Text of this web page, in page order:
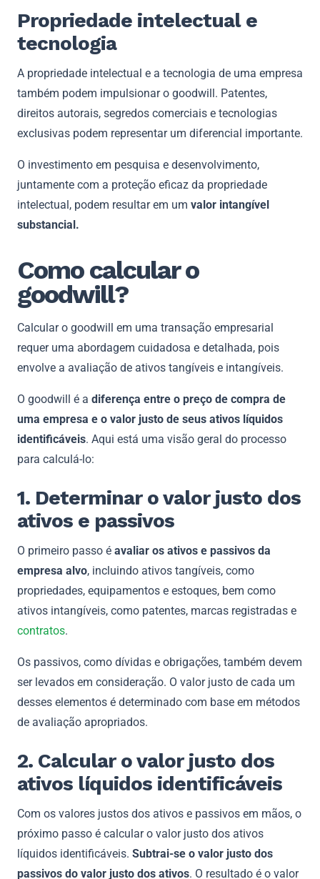
Propriedade intelectual e
tecnologia
A propriedade intelectual e a tecnologia de uma empresa
também podem impulsionar o goodwill. Patentes,
direitos autorais, segredos comerciais e tecnologias
exclusivas podem representar um diferencial importante.
O investimento em pesquisa e desenvolvimento,
juntamente com a proteção eficaz da propriedade
intelectual, podem resultar em um valor intangível
substancial.
Como calcular o
goodwill?
Calcular o goodwill em uma transação empresarial
requer uma abordagem cuidadosa e detalhada, pois
envolve a avaliação de ativos tangíveis e intangíveis.
O goodwill é a diferença entre o preço de compra de
uma empresa e o valor justo de seus ativos líquidos
identificáveis. Aqui está uma visão geral do processo
para calculá-lo:
1. Determinar o valor justo dos
ativos e passivos
O primeiro passo é avaliar os ativos e passivos da
empresa alvo, incluindo ativos tangíveis, como
propriedades, equipamentos e estoques, bem como
ativos intangíveis, como patentes, marcas registradas e
contratos.
Os passivos, como dívidas e obrigações, também devem
ser levados em consideração. O valor justo de cada um
desses elementos é determinado com base em métodos
de avaliação apropriados.
2. Calcular o valor justo dos
ativos líquidos identificáveis
Com os valores justos dos ativos e passivos em mãos, o
próximo passo é calcular o valor justo dos ativos
líquidos identificáveis. Subtrai-se o valor justo dos
passivos do valor justo dos ativos. O resultado é o valor